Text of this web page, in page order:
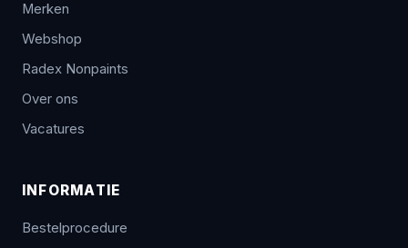
Merken
Webshop
Radex Nonpaints
Over ons
Vacatures
INFORMATIE
Bestelprocedure